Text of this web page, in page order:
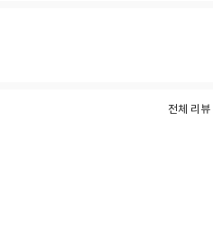
전체 리